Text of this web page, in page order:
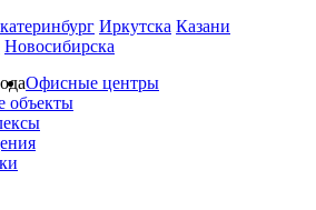
Иркутска Казани
Новосибирска
Офисные центры
объекты